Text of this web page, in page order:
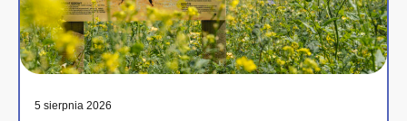
5 sierpnia 2026